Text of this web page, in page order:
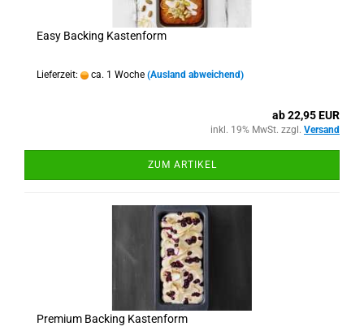
Easy Backing Kastenform
Lieferzeit: ca. 1 Woche (Ausland abweichend)
ab 22,95 EUR
inkl. 19% MwSt. zzgl. Versand
ZUM ARTIKEL
Premium Backing Kastenform